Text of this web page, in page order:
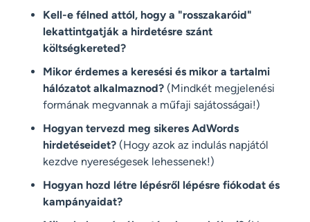
Kell-e félned attól, hogy a "rosszakaróid"
lekattintgatják a hirdetésre szánt
költségkereted?
Mikor érdemes a keresési és mikor a tartalmi
hálózatot alkalmaznod? (Mindkét megjelenési
formának megvannak a műfaji sajátosságai!)
Hogyan tervezd meg sikeres AdWords
hirdetéseidet? (Hogy azok az indulás napjától
kezdve nyereségesek lehessenek!)
Hogyan hozd létre lépésről lépésre fiókodat és
kampányaidat?